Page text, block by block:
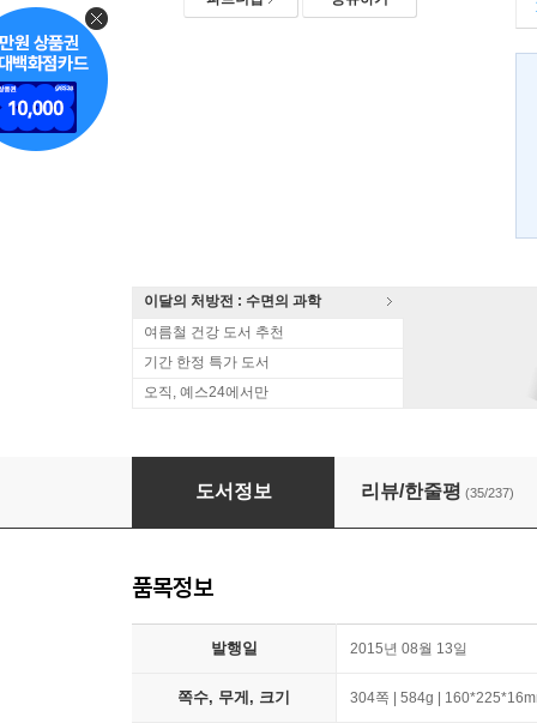
이달의 처방전 : 수면의 과학
여름철 건강 도서 추천
기간 한정 특가 도서
오직, 예스24에서만
한혜진 바디북
도서정보 리뷰/한줄평 (35/237)
품목정보
발행일 2015년 08월 13일
쪽수, 무게, 크기 304쪽 | 584g |